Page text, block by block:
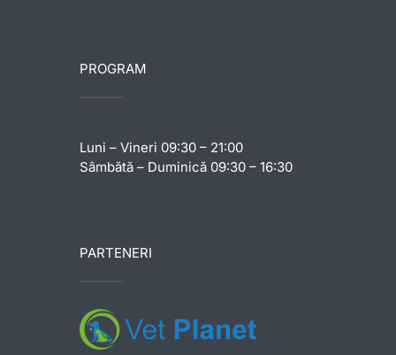
PROGRAM
Luni – Vineri 09:30 – 21:00
Sâmbătă – Duminică 09:30 – 16:30
PARTENERI